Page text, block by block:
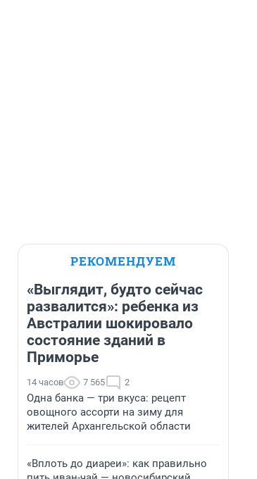
РЕКОМЕНДУЕМ
«Выглядит, будто сейчас
развалится»: ребенка из
Австралии шокировало
состояние зданий в
Приморье
14 часов 7 565 2
Одна банка — три вкуса: рецепт
овощного ассорти на зиму для
жителей Архангельской области
«Вплоть до диареи»: как правильно